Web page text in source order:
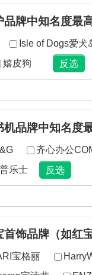
牌中知名度最
Isle of Dogs爱犬
嬉皮狗
品牌中知名度
齐心办公
乐士
饰品牌（如红
宝格丽